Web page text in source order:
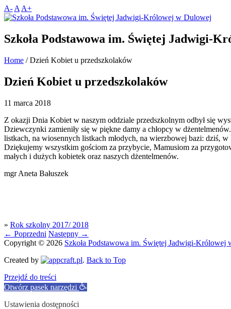
A- A A+
Szkoła Podstawowa im. Świętej Jadwigi-
Home / Dzień Kobiet u przedszkolaków
Dzień Kobiet u przedszkolaków
11 marca 2018
Z okazji Dnia Kobiet w naszym oddziale przedszkolnym odbył się
Dziewczynki zamieniły się w piękne damy a chłopcy w
listkach, na wiosennych listkach młodych, na wierzbowej bazi: dziś,
Dziękujemy wszystkim gościom za przybycie, Mamusiom za
małych i dużych kobietek oraz naszych dżentelmenów.
mgr Aneta Bałuszek
» Rok szkolny 2017/ 2018
← Poprzedni Następny →
Copyright © 2026 Szkoła Podstawowa im. Świętej Jadwigi-Królowej
Created by
. Back to Top
Przejdź do treści
Otwórz pasek narzędzi
Ustawienia dostępności